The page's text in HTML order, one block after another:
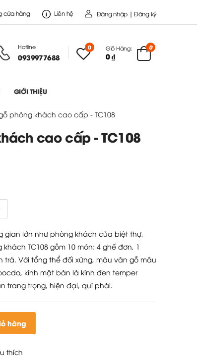
cửa hàng Liên hệ Đăng nhập | Đăng ký
Hotline:
0939977688
0 Giỏ Hàng:
0 ₫
0
GIỚI THIỆU
phòng khách cao cấp - TC108
cao cấp - TC108
gian lớn như phòng khách của biệt thự,
TC108 gồm 10 món: 4 ghế đơn, 1
Với tổng thể đối xứng, màu vân gỗ mâu
kính mặt bàn là kính đen temper
trang trọng, hiện đại, quí phái.
hàng
thích